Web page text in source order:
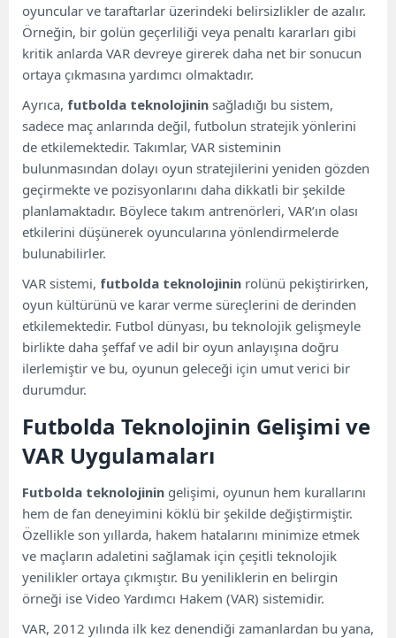
Futbolda Teknolojinin Sağladığı Avantajlar ve
Sonuçlar
VAR Tartışmalarının Futboldaki Etkileri ve
Geleceği
oyuncular ve taraftarlar üzerindeki belirsizlikler de azalır.
Örneğin, bir golün geçerliliği veya penaltı kararları gibi
kritik anlarda VAR devreye girerek daha net bir sonucun
ortaya çıkmasına yardımcı olmaktadır.
Ayrıca, futbolda teknolojinin sağladığı bu sistem,
sadece maç anlarında değil, futbolun stratejik yönlerini
de etkilemektedir. Takımlar, VAR sisteminin
bulunmasından dolayı oyun stratejilerini yeniden gözden
geçirmekte ve pozisyonlarını daha dikkatli bir şekilde
planlamaktadır. Böylece takım antrenörleri, VAR’ın olası
etkilerini düşünerek oyuncularına yönlendirmelerde
bulunabilirler.
VAR sistemi, futbolda teknolojinin rolünü pekiştirirken,
oyun kültürünü ve karar verme süreçlerini de derinden
etkilemektedir. Futbol dünyası, bu teknolojik gelişmeyle
birlikte daha şeffaf ve adil bir oyun anlayışına doğru
ilerlemiştir ve bu, oyunun geleceği için umut verici bir
durumdur.
Futbolda Teknolojinin Gelişimi ve
VAR Uygulamaları
Futbolda teknolojinin gelişimi, oyunun hem kurallarını
hem de fan deneyimini köklü bir şekilde değiştirmiştir.
Özellikle son yıllarda, hakem hatalarını minimize etmek
ve maçların adaletini sağlamak için çeşitli teknolojik
yenilikler ortaya çıkmıştır. Bu yeniliklerin en belirgin
örneği ise Video Yardımcı Hakem (VAR) sistemidir.
VAR, 2012 yılında ilk kez denendiği zamanlardan bu yana,